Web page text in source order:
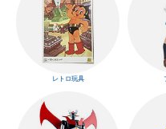
レトロ玩具